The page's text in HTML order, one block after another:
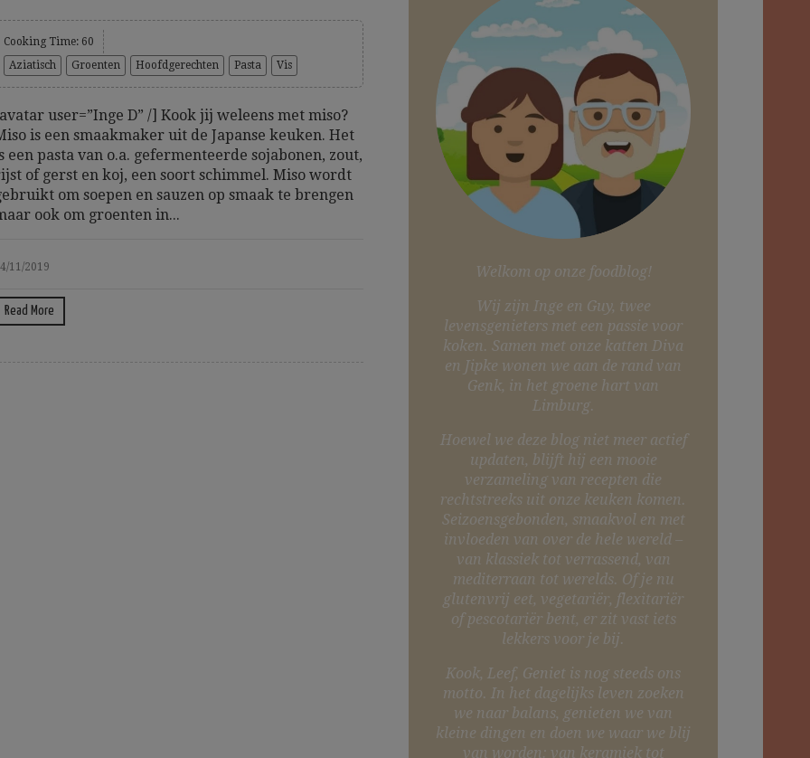
Cooking Time: 60
Aziatisch
Groenten Hoofdgerechten Pasta Vis
user=”Inge D” /] Kook jij weleens met miso?
is een smaakmaker uit de Japanse keuken. Het
een pasta van o.a. gefermenteerde sojabonen, zout,
of gerst en koj, een soort schimmel. Miso wordt
om soepen en sauzen op smaak te brengen
ook om groenten in...
11/2019
Read More
Welkom op onze foodblog!
Wij zijn Inge en Guy, twee
levensgenieters met een passie voor
koken. Samen met onze katten Diva
en Jipke wonen we aan de rand van
Genk, in het groene hart van
Limburg.
Hoewel we deze blog niet meer actief
updaten, blijft hij een mooie
verzameling van recepten die
rechtstreeks uit onze keuken komen.
Seizoensgebonden, smaakvol en met
invloeden van over de hele wereld –
van klassiek tot verrassend, van
mediterraan tot werelds. Of je nu
glutenvrij eet, vegetariër, flexitariër
of pescotariër bent, er zit vast iets
lekkers voor je bij.
Kook, Leef, Geniet is nog steeds ons
motto. In het dagelijks leven zoeken
we naar balans, genieten we van
kleine dingen en doen we waar we blij
van worden: van keramiek tot